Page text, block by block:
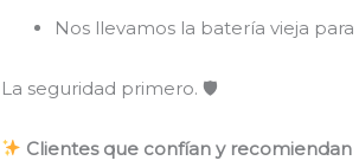
Nos llevamos la batería vieja
La seguridad primero. 🛡
Clientes que confían y recomiendan